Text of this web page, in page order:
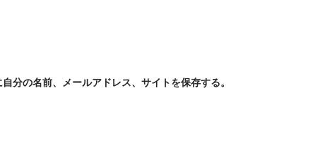
分の名前、メールアドレス、サイトを保存する。